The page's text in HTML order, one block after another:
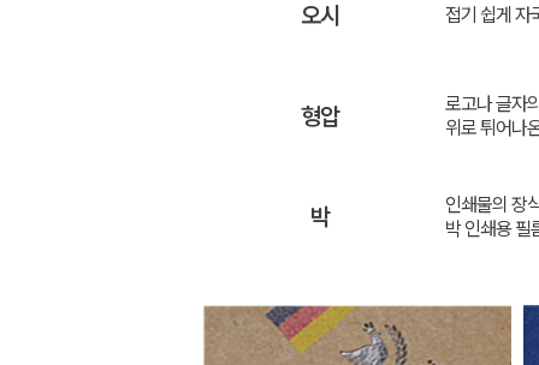
오시 접기 쉽게 자
형압
로고나 글자
위로 튀어나
박
인쇄물의 장
박 인쇄용 필